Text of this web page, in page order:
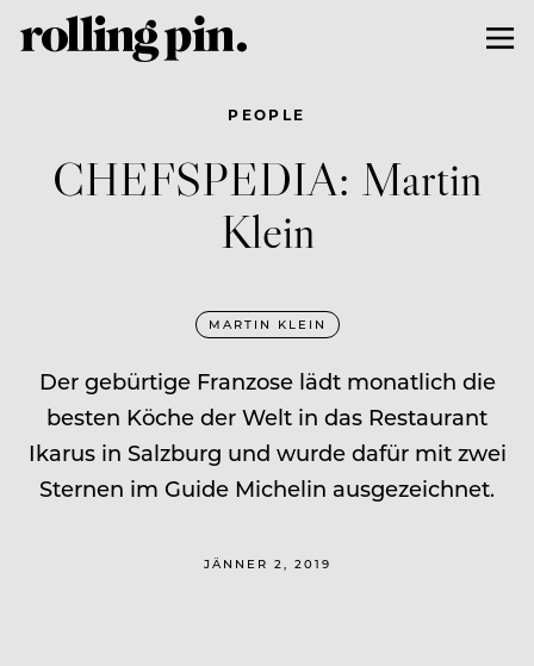
PEOPLE
CHEFSPEDIA: Martin
Klein
MARTIN KLEIN
Der gebürtige Franzose lädt monatlich die
besten Köche der Welt in das Restaurant
Ikarus in Salzburg und wurde dafür mit zwei
Sternen im Guide Michelin ausgezeichnet.
JÄNNER 2, 2019